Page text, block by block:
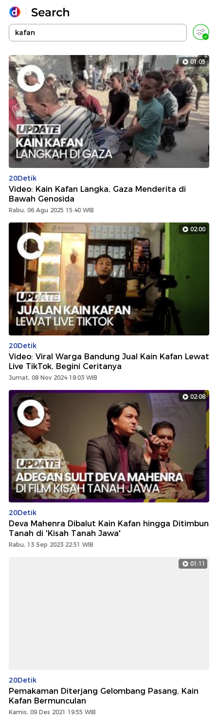
Yang sedang ramai dicari
Loading...
Promoted
Terakhir yang dicari
01:05
20Detik
Video: Kain Kafan Langka, Gaza Menderita di
Bawah Genosida
Rabu, 06 Agu 2025 15:40 WIB
02:00
20Detik
Video: Viral Warga Bandung Jual Kain Kafan Lewat
Live TikTok, Begini Ceritanya
Jumat, 08 Nov 2024 18:03 WIB
02:08
20Detik
Deva Mahenra Dibalut Kain Kafan hingga Ditimbun
Tanah di 'Kisah Tanah Jawa'
Rabu, 13 Sep 2023 22:51 WIB
01:11
20Detik
Pemakaman Diterjang Gelombang Pasang, Kain
Kafan Bermunculan
Kamis, 09 Des 2021 19:55 WIB